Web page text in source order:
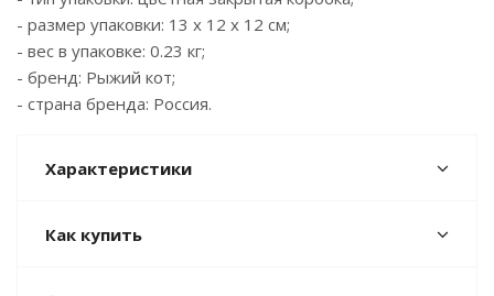
- размер упаковки: 13 х 12 х 12 см;
- вес в упаковке: 0.23 кг;
- бренд: Рыжий кот;
- страна бренда: Россия.
Характеристики
Как купить